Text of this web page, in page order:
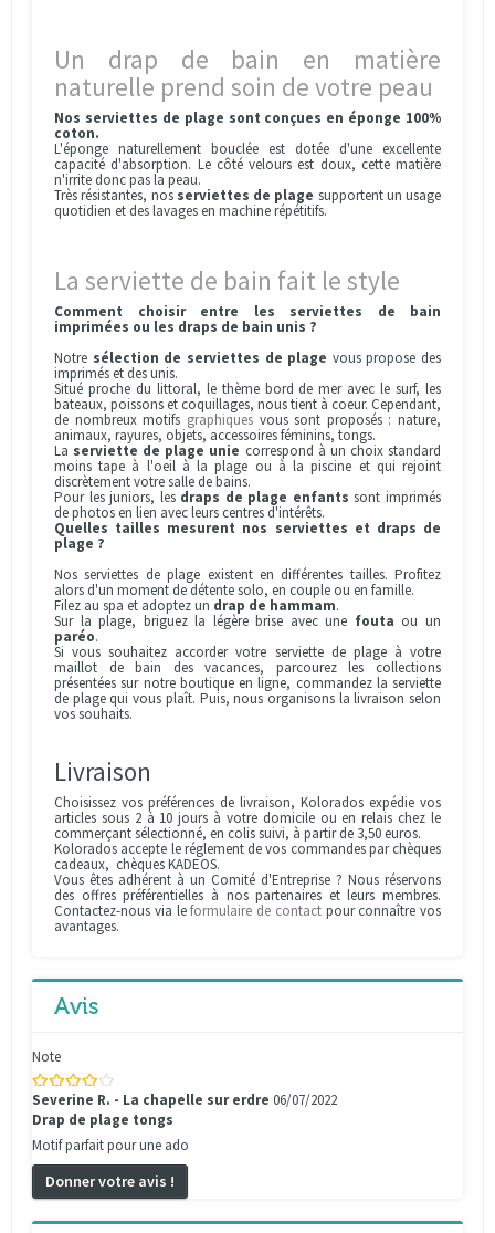
Un drap de bain en matière
naturelle prend soin de votre peau
Nos serviettes de plage sont conçues en éponge 100%
coton.
L'éponge naturellement bouclée est dotée d'une excellente
capacité d'absorption. Le côté velours est doux, cette matière
n'irrite donc pas la peau.
Très résistantes, nos serviettes de plage supportent un usage
quotidien et des lavages en machine répétitifs.
La serviette de bain fait le style
Comment choisir entre les serviettes de bain
imprimées ou les draps de bain unis ?
Notre sélection de serviettes de plage vous propose des
imprimés et des unis.
Situé proche du littoral, le thème bord de mer avec le surf, les
bateaux, poissons et coquillages, nous tient à coeur. Cependant,
de nombreux motifs graphiquesvous sont proposés : nature,
animaux, rayures, objets, accessoires féminins, tongs.
La serviette de plage unie correspond à un choix standard
moins tape à l'oeil à la plage ou à la piscine et qui rejoint
discrètement votre salle de bains.
Pour les juniors, les draps de plage enfants sont imprimés
de photos en lien avec leurs centres d'intérêts.
Quelles tailles mesurent nos serviettes et draps de
plage ?
Nos serviettes de plage existent en différentes tailles. Profitez
alors d'un moment de détente solo, en couple ou en famille.
Filez au spa et adoptez un drap de hammam.
Sur la plage, briguez la légère brise avec une fouta ou un
paréo.
Si vous souhaitez accorder votre serviette de plage à votre
maillot de bain des vacances, parcourez les collections
présentées sur notre boutique en ligne, commandez la serviette
de plage qui vous plaît. Puis, nous organisons la livraison selon
vos souhaits.
Livraison
Choisissez vos préférences de livraison, Kolorados expédie vos
articles sous 2 à 10 jours à votre domicile ou en relais chez le
commerçant sélectionné, en colis suivi, à partir de 3,50 euros.
Kolorados accepte le réglement de vos commandes par chèques
cadeaux, chèques KADEOS.
Vous êtes adhérent à un Comité d'Entreprise ? Nous réservons
des offres préférentielles à nos partenaires et leurs membres.
Contactez-nous via leformulaire de contactpour connaître vos
avantages.
Avis
Note
Severine R. - La chapelle sur erdre 06/07/2022
Drap de plage tongs
Motif parfait pour une ado
Donner votre avis !